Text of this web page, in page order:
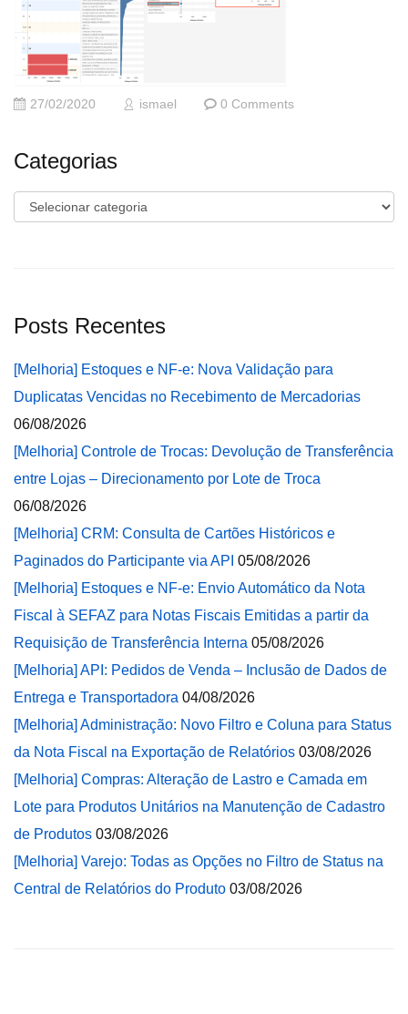
27/02/2020 ismael 0 Comments
Categorias
Categorias
Posts Recentes
[Melhoria] Estoques e NF-e: Nova Validação para
Duplicatas Vencidas no Recebimento de Mercadorias
06/08/2026
[Melhoria] Controle de Trocas: Devolução de Transferência
entre Lojas – Direcionamento por Lote de Troca
06/08/2026
[Melhoria] CRM: Consulta de Cartões Históricos e
Paginados do Participante via API 05/08/2026
[Melhoria] Estoques e NF-e: Envio Automático da Nota
Fiscal à SEFAZ para Notas Fiscais Emitidas a partir da
Requisição de Transferência Interna 05/08/2026
[Melhoria] API: Pedidos de Venda – Inclusão de Dados de
Entrega e Transportadora 04/08/2026
[Melhoria] Administração: Novo Filtro e Coluna para Status
da Nota Fiscal na Exportação de Relatórios 03/08/2026
[Melhoria] Compras: Alteração de Lastro e Camada em
Lote para Produtos Unitários na Manutenção de Cadastro
de Produtos 03/08/2026
[Melhoria] Varejo: Todas as Opções no Filtro de Status na
Central de Relatórios do Produto 03/08/2026